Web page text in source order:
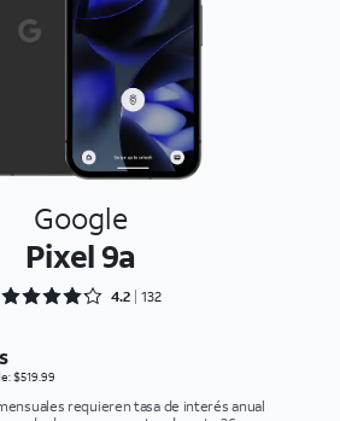
Google
Pixel 9a
Rated 4.25 out of 5
4.2 132
$519.99
requieren tasa de interés anual